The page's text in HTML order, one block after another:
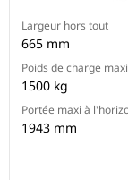
Largeur hors tout
665 mm
Poids de charge
1500 kg
Portée maxi à
1943 mm